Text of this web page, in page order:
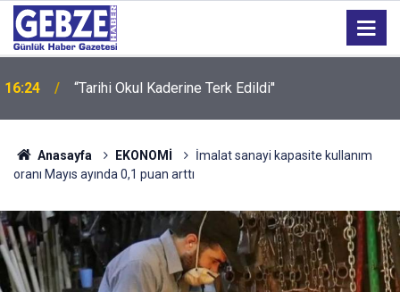
16:24 “Tarihi Okul Kaderine Terk Edildi''
Anasayfa EKONOMİ
İmalat sanayi kapasite kullanım
oranı Mayıs ayında 0,1 puan arttı